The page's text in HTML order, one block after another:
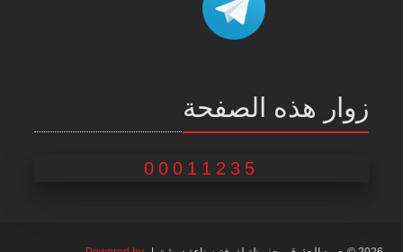
زوار هذه الصفحة
00011235